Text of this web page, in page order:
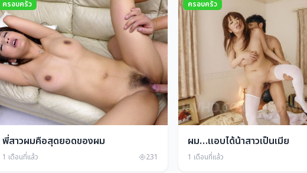
ครอบครัว
พี่สาวผมคือสุดยอดของผม
1 เดือนที่แล้ว 231
ครอบครัว
ผม…แอบได้น้าสาวเป็นเมีย
1 เดือนที่แล้ว